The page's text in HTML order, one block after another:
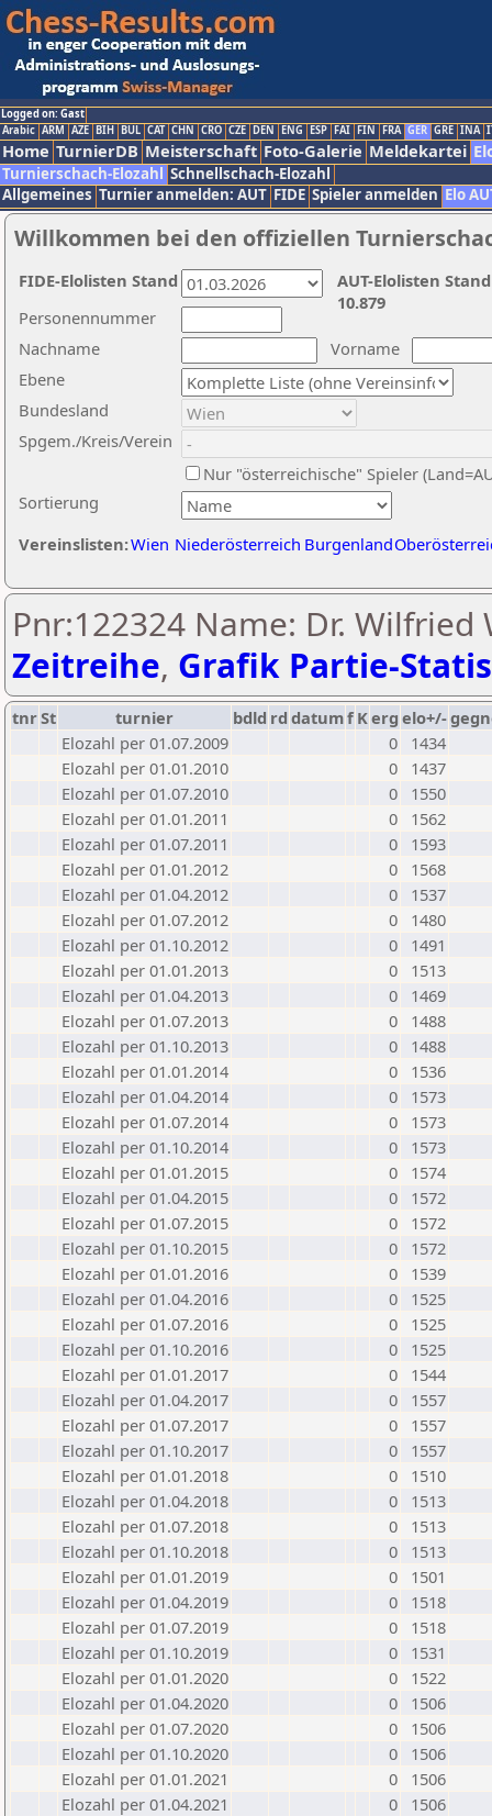
Logged on: Gast
Arabic ARM AZE BIH BUL CAT CHN CRO CZE DEN ENG ESP FAI FIN FRA GER GRE INA
Home TurnierDB Meisterschaft Foto-Galerie Meldekartei
Turnierschach-Elozahl Schnellschach-Elozahl
Allgemeines Turnier anmelden: AUT FIDE Spieler anmelden Elo
Willkommen bei den offiziellen
Nachname
Vorname
Ebene
Sortierung
Personennummer
Bundesland
Spgem./Kreis/Verein
Nur "österreichische" Spieler
Vereinslisten:Wien Niederösterreich Burgenland
AUT-Elolisten
10.879
FIDE-Elolisten Stand
Pnr:122324 Name: Dr. Wilfried
Zeitreihe, Grafik Partie-
tnrSt turnier bdld rd datumf Kerg elo+/-
Elozahl per 01.07.2009
0
1434
Elozahl per 01.01.2010
0
1437
Elozahl per 01.07.2010
0
1550
Elozahl per 01.01.2011
0
1562
Elozahl per 01.07.2011
0
1593
Elozahl per 01.01.2012
0
1568
Elozahl per 01.04.2012
0
1537
Elozahl per 01.07.2012
0
1480
Elozahl per 01.10.2012
0
1491
Elozahl per 01.01.2013
0
1513
Elozahl per 01.04.2013
0
1469
Elozahl per 01.07.2013
0
1488
Elozahl per 01.10.2013
0
1488
Elozahl per 01.01.2014
0
1536
Elozahl per 01.04.2014
0
1573
Elozahl per 01.07.2014
0
1573
Elozahl per 01.10.2014
0
1573
Elozahl per 01.01.2015
0
1574
Elozahl per 01.04.2015
0
1572
Elozahl per 01.07.2015
0
1572
Elozahl per 01.10.2015
0
1572
Elozahl per 01.01.2016
0
1539
Elozahl per 01.04.2016
0
1525
Elozahl per 01.07.2016
0
1525
Elozahl per 01.10.2016
0
1525
Elozahl per 01.01.2017
0
1544
Elozahl per 01.04.2017
0
1557
Elozahl per 01.07.2017
0
1557
Elozahl per 01.10.2017
0
1557
Elozahl per 01.01.2018
0
1510
Elozahl per 01.04.2018
0
1513
Elozahl per 01.07.2018
0
1513
Elozahl per 01.10.2018
0
1513
Elozahl per 01.01.2019
0
1501
Elozahl per 01.04.2019
0
1518
Elozahl per 01.07.2019
0
1518
Elozahl per 01.10.2019
0
1531
Elozahl per 01.01.2020
0
1522
Elozahl per 01.04.2020
0
1506
Elozahl per 01.07.2020
0
1506
Elozahl per 01.10.2020
0
1506
Elozahl per 01.01.2021
0
1506
Elozahl per 01.04.2021
0
1506